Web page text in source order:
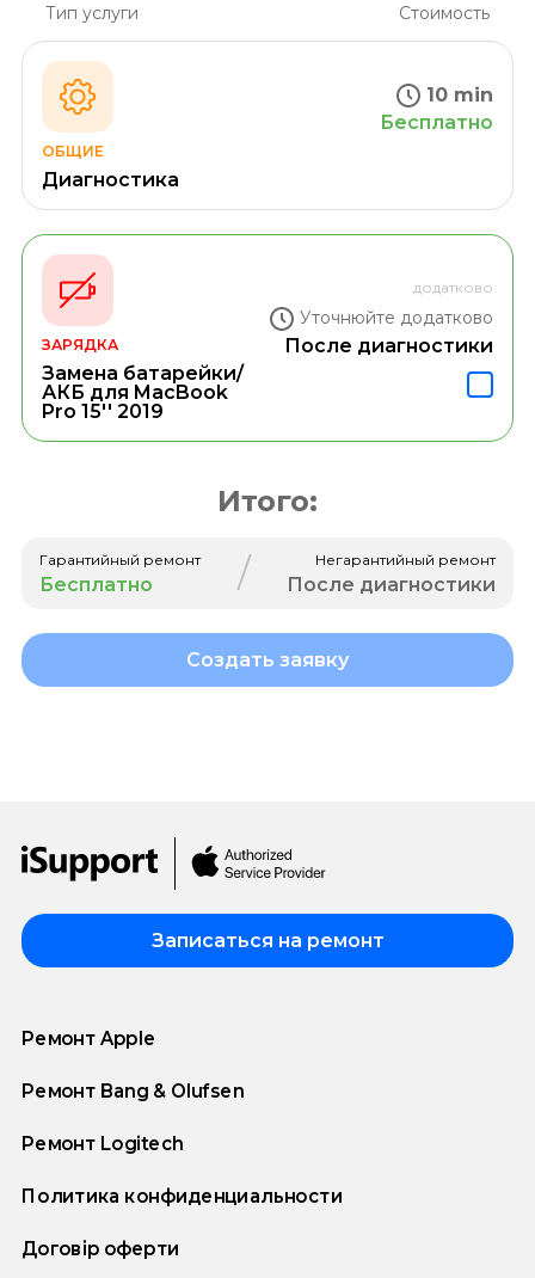
Тип услуги Стоимость
ОБЩИЕ
Диагностика
10 min
Бесплатно
ЗАРЯДКА
Замена батарейки/
АКБ для MacBook
Pro 15'' 2019
додатково
Уточнюйте додатково
После диагностики
Итого:
Гарантийный ремонт
Бесплатно / Негарантийный ремонт
После диагностики
Создать заявку
Записаться на ремонт
Ремонт Apple
Ремонт Bang & Olufsen
Ремонт Logitech
Политика конфиденциальности
Договір оферти